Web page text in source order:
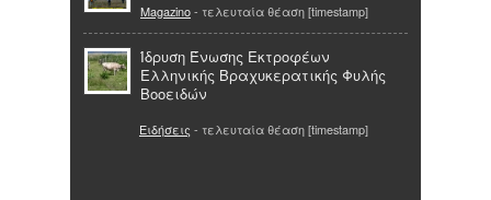
Magazino- τελευταία θέαση [timestamp]
Ίδρυση Ένωσης Εκτροφέων
Ελληνικής Βραχυκερατικής Φυλής
Βοοειδών
Ειδήσεις - τελευταία θέαση [timestamp]